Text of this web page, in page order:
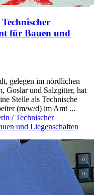
für Bauen und
gelegen im nördlichen
Goslar und Salzgitter, hat
Stelle als Technische
(m/w/d) im Amt ...
/ Technischer
und Liegenschaften